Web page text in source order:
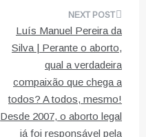
Luís Manuel Pereira da
Silva | Perante o aborto,
qual a verdadeira
compaixão que chega a
todos? A todos, mesmo!
Desde 2007, o aborto legal
já foi responsável pela